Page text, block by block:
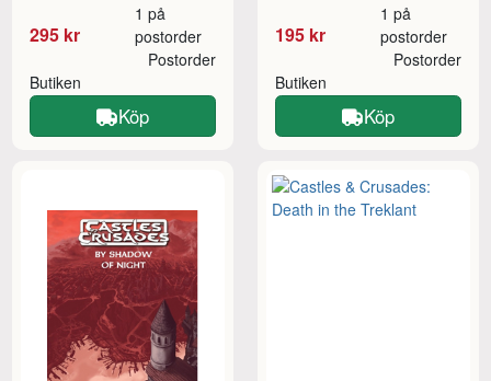
295 kr
1 på
postorder
Butiken
Postorder
Köp
195 kr
1 på
postorder
Butiken
Postorder
Köp